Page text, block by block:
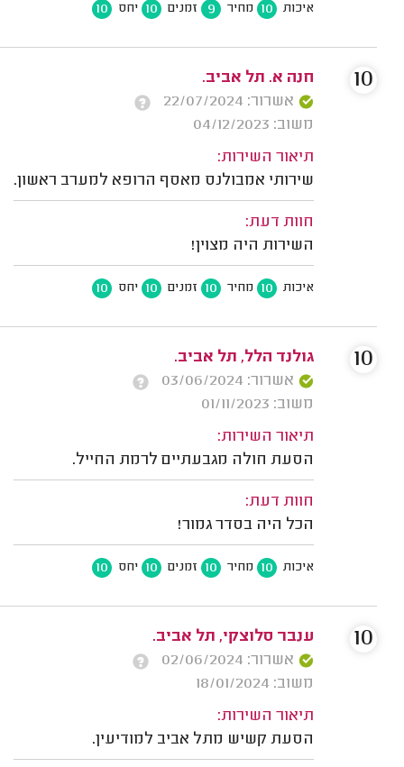
איכות 10 מחיר 9 זמנים 10 יחס 10
חנה א. תל אביב.
אשרור: 22/07/2024
משוב: 04/12/2023
תיאור השירות:
שירותי אמבולנס מאסף הרופא למערב ראשון.
חוות דעת:
השירות היה מצוין!
איכות 10 מחיר 10 זמנים 10 יחס 10
10
גולנד הלל, תל אביב.
אשרור: 03/06/2024
משוב: 01/11/2023
תיאור השירות:
הסעת חולה מגבעתיים לרמת החייל.
חוות דעת:
הכל היה בסדר גמור!
איכות 10 מחיר 10 זמנים 10 יחס 10
10
ענבר סלוצקי, תל אביב.
אשרור: 02/06/2024
משוב: 18/01/2024
תיאור השירות:
הסעת קשיש מתל אביב למודיעין.
10